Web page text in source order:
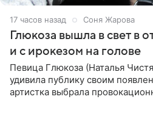
17 часов назад Соня Жарова
Глюкоза вышла в свет в
и с ирокезом на голове
Певица Глюкоза (Наталья
удивила публику своим
артистка выбрала